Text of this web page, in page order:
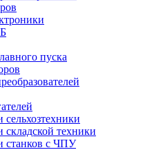
пуска
складской техники
станков с ЧПУ